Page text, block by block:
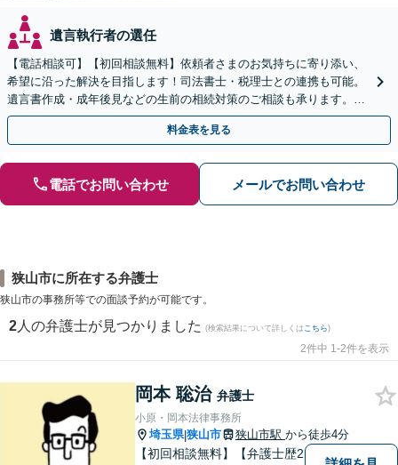
遺言執行者の選任
【電話相談可】【初回相談無料】依頼者さまのお気持ちに寄り添い、
希望に沿った解決を目指します！司法書士・税理士との連携も可能。
遺言書作成・成年後見などの生前の相続対策のご相談も承ります。
【夜間／休日の相談可能】
料金表を見る
電話でお問い合わせ メールでお問い合わせ
狭山市に所在する弁護士
狭山市の事務所等での面談予約が可能です。
2 人の弁護士が見つかりました (検索結果について詳しくは こちら)
2件中 1-2件を表示
岡本 聡治 弁護士
小原・岡本法律事務所
埼玉県|狭山市 狭山市駅 から徒歩4分
【初回相談無料】【弁護士歴2